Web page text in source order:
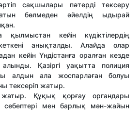
сақшылары пәтерді тексеру
бөлмеден әйелдің ыдырай
қылмыстан кейін күдіктілердің
анықталды. Алайда олар
кейін Үндістанға оралған кезде
Қазіргі уақытта полиция
алдын ала жоспарлаған болуы
тексеріп жатыр.
Құқық қорғау органдары
мен барлық мән-жайын